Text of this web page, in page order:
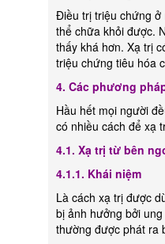
Điều trị triệu chứng ở
thể chữa khỏi được.
thấy khá hơn. Xạ trị
triệu chứng tiêu hóa
4. Các phương
Hầu hết mọi người
có nhiều cách để xạ
4.1. Xạ trị từ bên
4.1.1. Khái niệm
Là cách xạ trị được
bị ảnh hưởng bởi
thường được phát ra